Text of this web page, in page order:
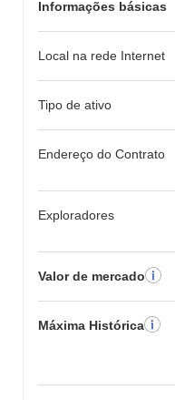
Informações básicas
Local na rede Internet
Tipo de ativo
Endereço do Contrato
Exploradores
Valor de mercado
Máxima Histórica